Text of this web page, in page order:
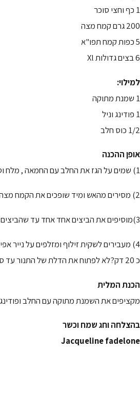
1 כף וחצי סוכר
200 גרם קמח מצה
5 כפות קמח תפו"א
6 בצים גדולות Xl
למילוי:
1 שמנת מתוקה
1 פודינג וניל
1/2 כוס חלב
אופן ההכנה
1) שמים על הגז את החלב עם החמאה , מלח וסוכר עד סף רתיחה
2) מסירים מהאש ומיד שופכים את הקמח מצה וקמח תפו"א , מערבבים עם כף עץ עד לקבלת כדור בצק
3)מוסיפים את הביצים אחד אחד עד שהביצים נבלעות לחלוטין בבצק
4) מעבירים לשקית זילוף ומזלפים על נייר אפייה ואופים בתנור שחומם מראש ל 180 מעלות
כ 20 דק?לא לפתוח את הדלת של התנור עד סיום האפייה
הכנת המלית
מקציפים את השמנת מתוקה עם החלב ופודינג
בהצלחה וחג שמח וכשר
Jacqueline fadelone